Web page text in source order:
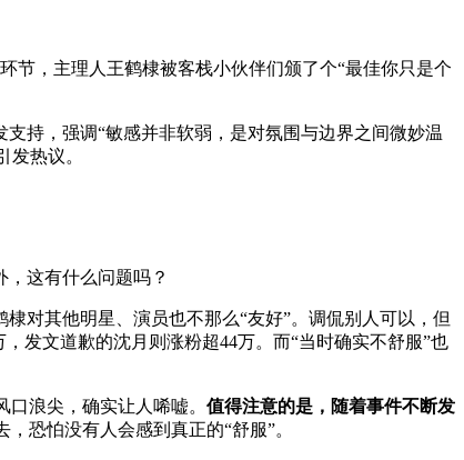
，主理人王鹤棣被客栈小伙伴们颁了个“最佳你只是个
持，强调“敏感并非软弱，是对氛围与边界之间微妙温
热议。
这有什么问题吗？
对其他明星、演员也不那么“友好”。调侃别人可以，但
发文道歉的沈月则涨粉超44万。而“当时确实不舒服”也
浪尖，确实让人唏嘘。 值得注意的是，随着事件不断发
，恐怕没有人会感到真正的“舒服”。